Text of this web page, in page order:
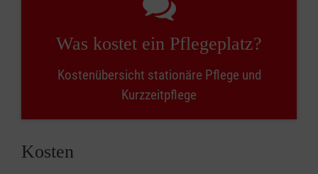
Was kostet ein Pflegeplatz?
Kostenübersicht stationäre Pflege und
Kurzzeitpflege
Kosten